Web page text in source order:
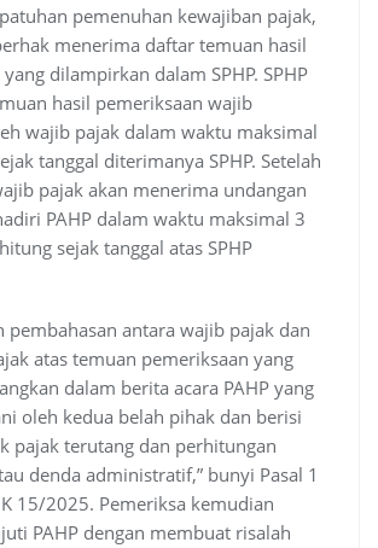
pemenuhan kewajiban pajak,
menerima daftar temuan hasil
dilampirkan dalam SPHP. SPHP
hasil pemeriksaan wajib
wajib pajak dalam waktu maksimal
tanggal diterimanya SPHP. Setelah
pajak akan menerima undangan
PAHP dalam waktu maksimal 3
sejak tanggal atas SPHP
pembahasan antara wajib pajak dan
atas temuan pemeriksaan yang
dalam berita acara PAHP yang
oleh kedua belah pihak dan berisi
pajak terutang dan perhitungan
denda administratif,” bunyi Pasal 1
15/2025. Pemeriksa kemudian
PAHP dengan membuat risalah